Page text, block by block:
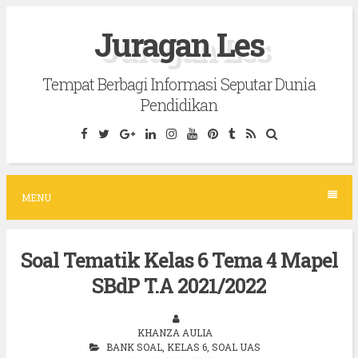
c
Juragan Les
Tempat Berbagi Informasi Seputar Dunia
Pendidikan
MENU
Soal Tematik Kelas 6 Tema 4 Mapel
SBdP T.A 2021/2022
KHANZA AULIA
BANK SOAL KELAS 6 SOAL UAS